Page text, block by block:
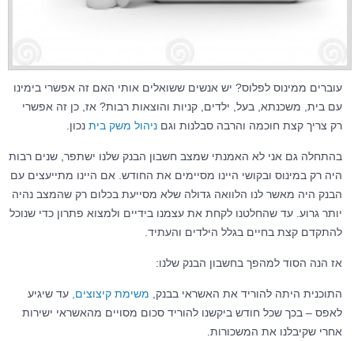
עוברים ממינוס לפלוס? יש אנשים ששואלים אותי האם זה אפשרי בימינו
עם בית, משכנתא, בעל, ילדים, קניות והוצאות רבות? אז, כן זה אפשרי
רק צריך קצת חוכמה והרבה סבלנות וגם ניהול משק בית נכון.
בהתחלה גם אני לא האמנתי שמצב חשבון הבנק שלנו ישתפר, שנים רבות
היה רק במינוס ובקושי היינו מסיימים את החודש. אם היינו מתייעצים עם
הבנק היה מאשר לנו הלוואה גדולה שלא מסייעת בכלום רק שהמצב נהיה
יותר גרוע. עד שהחלטנו לקחת את עצמנו בידיים ולמצוא פתרון כדי שנוכל
להתקדם קצת בחיים בגלל הילדים והעתיד.
אז הנה הסוד למהפך בחשבון הבנק שלנו:
התוכנית היתה להוריד את האשראי בבנק, משימת קיצוצים, עד שיגיע
לאפס – בכך שכל חודש ביקשנו להוריד סכום מסויים מהאשראי ישירות
אחרי שקיבלנו את המשכורות.